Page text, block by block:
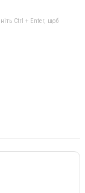
Ctrl + Enter, щоб